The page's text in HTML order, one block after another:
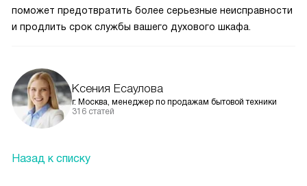
поможет предотвратить более серьезные неисправности
и продлить срок службы вашего духового шкафа.
Ксения Есаулова
г. Москва, менеджер по продажам бытовой техники
316 статей
Назад к списку